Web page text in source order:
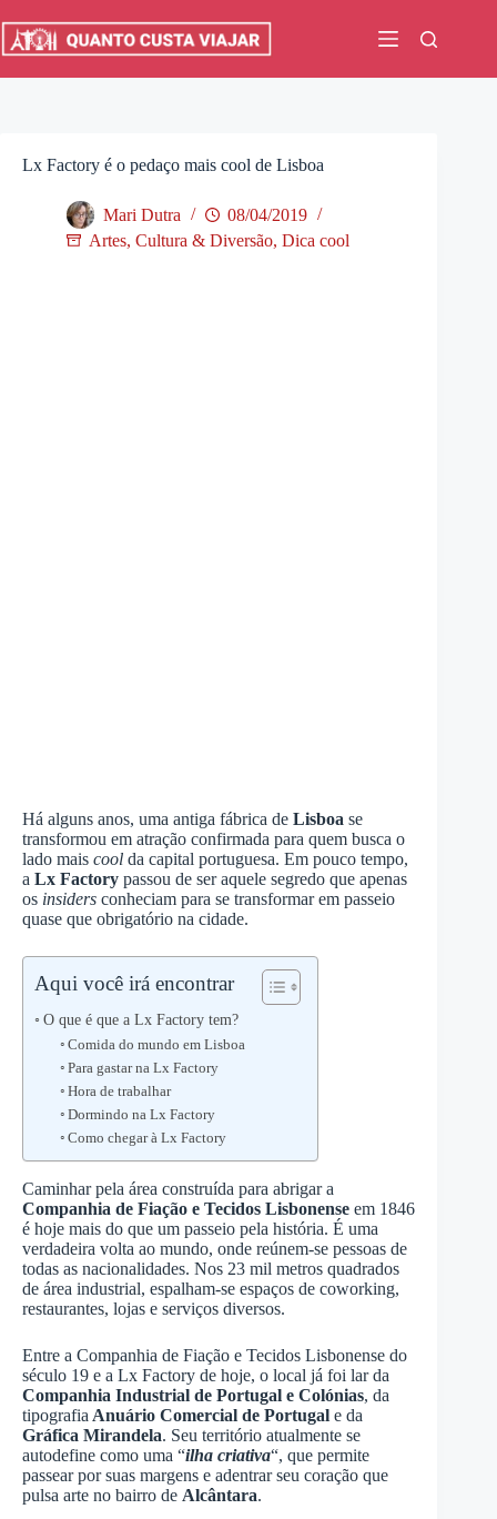
para
Lx Factory é o pedaço mais cool de Lisboa
Mari Dutra
08/04/2019
Artes, Cultura & Diversão, Dica cool
Há alguns anos, uma antiga fábrica de Lisboa se
transformou em atração confirmada para quem busca o
lado mais cool da capital portuguesa. Em pouco tempo,
a Lx Factory passou de ser aquele segredo que apenas
os insiders conheciam para se transformar em passeio
quase que obrigatório na cidade.
Aqui você irá encontrar
O que é que a Lx Factory tem?
Comida do mundo em Lisboa
Para gastar na Lx Factory
Hora de trabalhar
Dormindo na Lx Factory
Como chegar à Lx Factory
Caminhar pela área construída para abrigar a
Companhia de Fiação e Tecidos Lisbonense em 1846
é hoje mais do que um passeio pela história. É uma
verdadeira volta ao mundo, onde reúnem-se pessoas de
todas as nacionalidades. Nos 23 mil metros quadrados
de área industrial, espalham-se espaços de coworking,
restaurantes, lojas e serviços diversos.
Entre a Companhia de Fiação e Tecidos Lisbonense do
século 19 e a Lx Factory de hoje, o local já foi lar da
Companhia Industrial de Portugal e Colónias, da
tipografia Anuário Comercial de Portugal e da
Gráfica Mirandela. Seu território atualmente se
autodefine como uma “ilha criativa“, que permite
passear por suas margens e adentrar seu coração que
pulsa arte no bairro de Alcântara.